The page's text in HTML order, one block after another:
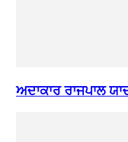
ਅਦਾਕਾਰ ਰਾਜਪਾਲ